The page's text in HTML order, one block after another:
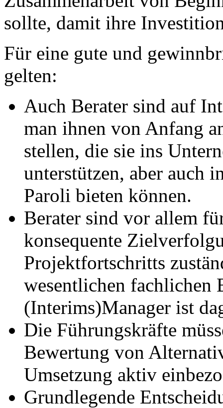
sollte, damit ihre
Für eine gute und
gelten:
Auch Berater sind auf
man ihnen von Anfang
stellen, die sie ins
unterstützen, aber auch
Paroli bieten können.
Berater sind vor allem
konsequente
Projektfortschritts
wesentlichen fachlichen
(Interims)Manager ist
Die Führungskräfte
Bewertung von
Umsetzung aktiv
Grundlegende